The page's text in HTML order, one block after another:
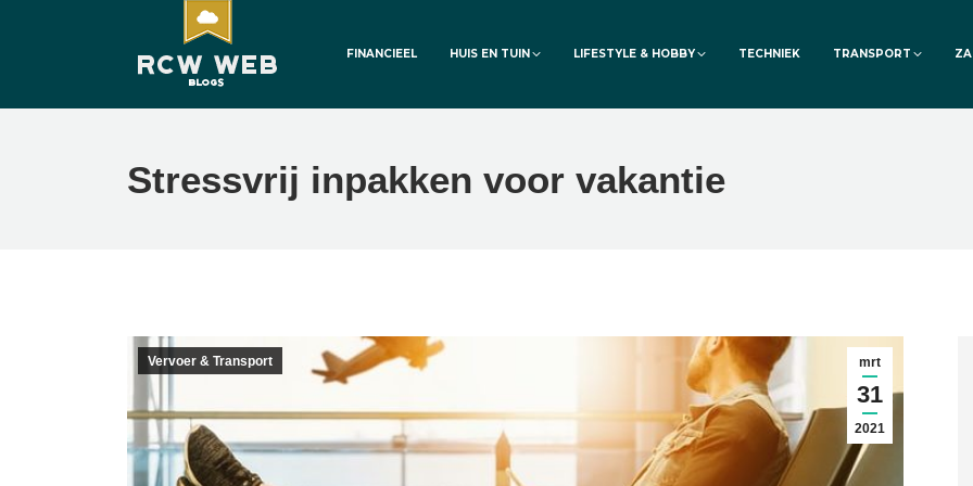
FINANCIEEL HUIS EN TUIN LIFESTYLE & HOBBY TECHNIEK TRANSPORT
Stressvrij inpakken voor vakantie
mrt
31
2021
Vervoer & Transport